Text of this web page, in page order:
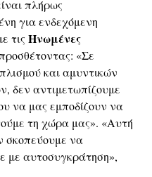
πλήρως
για ενδεχόμενη
τις Ηνωμένες
«Σε
και αμυντικών
δεν αντιμετωπίζουμε
να μας εμποδίζουν να
τη χώρα μας». «Αυτή
σκοπεύουμε να
με αυτοσυγκράτηση»,